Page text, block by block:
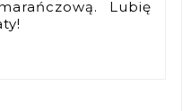
Lubię